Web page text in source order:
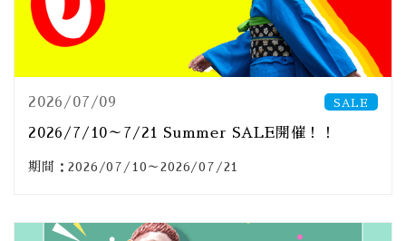
2026/07/09 SALE
2026/7/10～7/21 Summer SALE開催！！
期間：2026/07/10～2026/07/21